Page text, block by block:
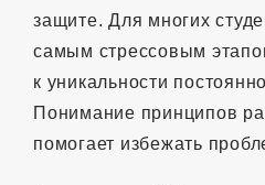
защите. Для многих
самым стрессовым
к уникальности
Понимание принципов
помогает избежать